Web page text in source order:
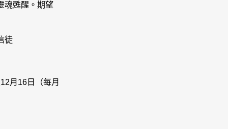
魂甦醒。期望
徒
月16日（每月